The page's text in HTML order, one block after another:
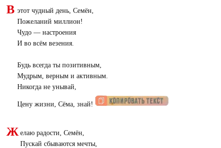
В этот чудный день, Семён,
Пожеланий миллион!
Чудо — настроения
И во всём везения.
Будь всегда ты позитивным,
Мудрым, верным и активным.
Никогда не унывай,
Цену жизни, Сёма, знай!
Ж елаю радости, Семён,
Пускай сбываются мечты,